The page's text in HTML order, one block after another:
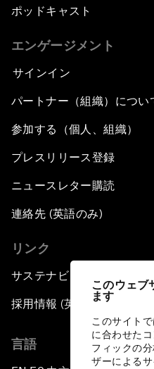
このウェブ
ます
このサイト
に合わせた
フィックの
ザーによる
ポッドキャスト
エンゲージメント
サインイン
パートナー（組織）につい
参加する（個人、組織）
プレスリリース登録
ニュースレター購読
連絡先 (英語のみ)
リンク
サステナビリティへの取り
採用情報 (英語のみ)
言語